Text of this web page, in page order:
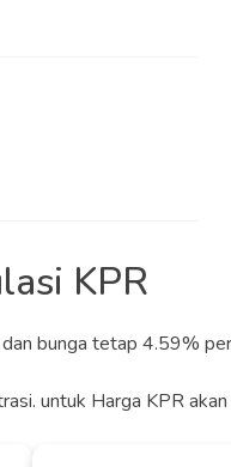
KPR
bunga tetap 4.59%
untuk Harga KPR